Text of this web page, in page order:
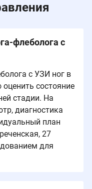
флеболога с
с УЗИ ног в
состояние
стадии. На
диагностика
план
27
для